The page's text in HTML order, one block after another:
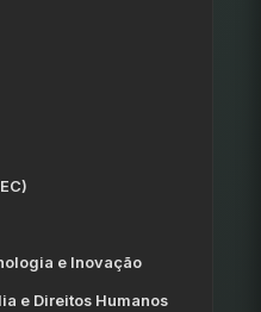
e Inovação
e Direitos Humanos